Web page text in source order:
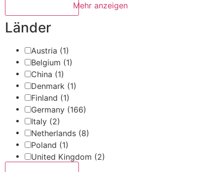
Mehr anzeigen
Länder
Austria (1)
Belgium (1)
China (1)
Denmark (1)
Finland (1)
Germany (166)
Italy (2)
Netherlands (8)
Poland (1)
United Kingdom (2)